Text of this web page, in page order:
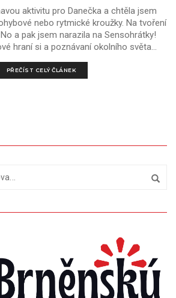
aktivitu pro Danečka a chtěla jsem
nebo rytmické kroužky. Na tvoření
a pak jsem narazila na Sensohrátky!
hraní si a poznávaní okolního světa...
PŘEČÍST CELÝ ČLÁNEK